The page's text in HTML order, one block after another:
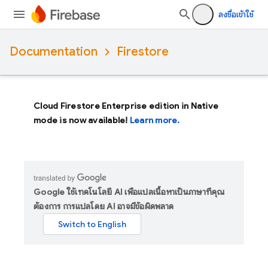
ลงชื่อเข้าใช้
Documentation Firestore
Cloud Firestore Enterprise edition in Native
mode is now available! Learn more.
Google ใช้เทคโนโลยี AI เพื่อแปลเนื้อหาเป็นภาษาที่คุณ
ต้องการ การแปลโดย AI อาจมีข้อผิดพลาด